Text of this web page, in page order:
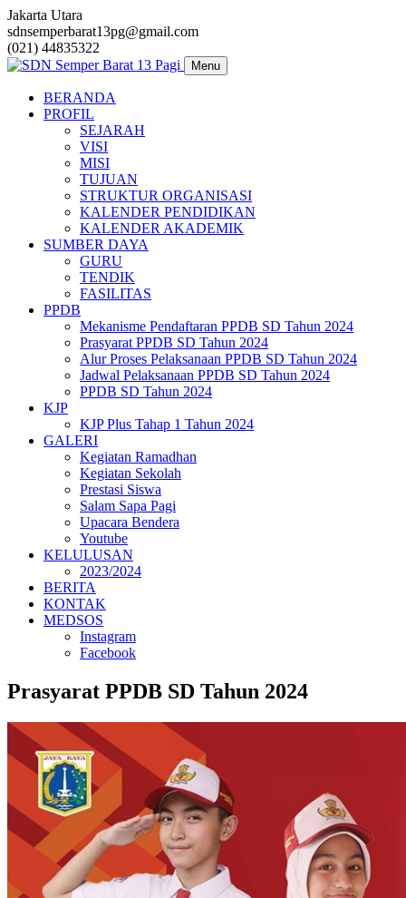
Jakarta Utara
sdnsemperbarat13pg@gmail.com
(021) 44835322
Menu
BERANDA
PROFIL
SEJARAH
VISI
MISI
TUJUAN
STRUKTUR ORGANISASI
KALENDER PENDIDIKAN
KALENDER AKADEMIK
SUMBER DAYA
GURU
TENDIK
FASILITAS
PPDB
Mekanisme Pendaftaran PPDB SD Tahun 2024
Prasyarat PPDB SD Tahun 2024
Alur Proses Pelaksanaan PPDB SD Tahun 2024
Jadwal Pelaksanaan PPDB SD Tahun 2024
PPDB SD Tahun 2024
KJP
KJP Plus Tahap 1 Tahun 2024
GALERI
Kegiatan Ramadhan
Kegiatan Sekolah
Prestasi Siswa
Salam Sapa Pagi
Upacara Bendera
Youtube
KELULUSAN
2023/2024
BERITA
KONTAK
MEDSOS
Instagram
Facebook
Prasyarat PPDB SD Tahun 2024